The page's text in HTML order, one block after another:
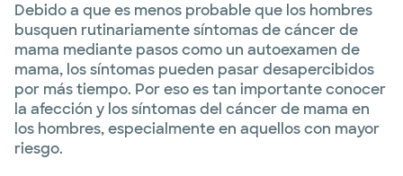
Debido a que es menos probable que los hombres
busquen rutinariamente síntomas de cáncer de
mama mediante pasos como un autoexamen de
mama, los síntomas pueden pasar desapercibidos
por más tiempo. Por eso es tan importante conocer
la afección y los síntomas del cáncer de mama en
los hombres, especialmente en aquellos con mayor
riesgo.